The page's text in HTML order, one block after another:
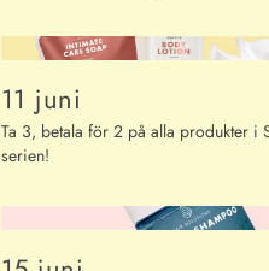
11 juni
Ta 3, betala för 2 på alla produkter i
serien!